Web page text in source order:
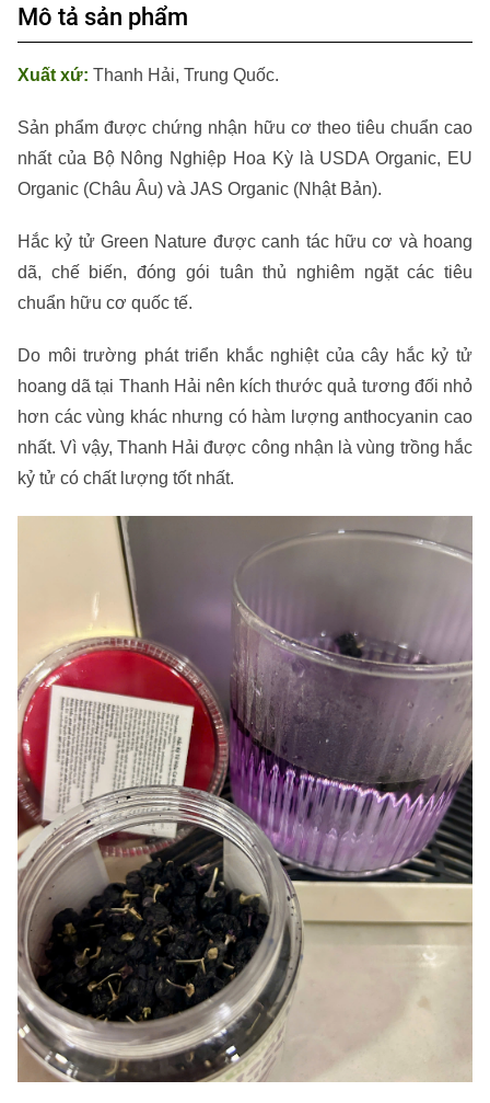
Mô tả sản phẩm
Xuất xứ: Thanh Hải, Trung Quốc.
Sản phẩm được chứng nhận hữu cơ theo tiêu chuẩn cao
nhất của Bộ Nông Nghiệp Hoa Kỳ là USDA Organic, EU
Organic (Châu Âu) và JAS Organic (Nhật Bản).
Hắc kỷ tử Green Nature được canh tác hữu cơ và hoang
dã, chế biến, đóng gói tuân thủ nghiêm ngặt các tiêu
chuẩn hữu cơ quốc tế.
Do môi trường phát triển khắc nghiệt của cây hắc kỷ tử
hoang dã tại Thanh Hải nên kích thước quả tương đối nhỏ
hơn các vùng khác nhưng có hàm lượng anthocyanin cao
nhất. Vì vậy, Thanh Hải được công nhận là vùng trồng hắc
kỷ tử có chất lượng tốt nhất.